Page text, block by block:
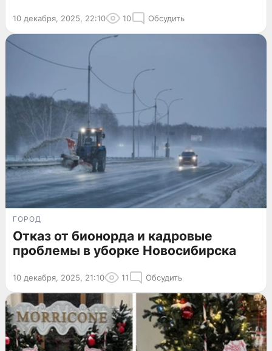
10 декабря, 2025, 22:10 10 Обсудить
ГОРОД
Отказ от бионорда и кадровые
проблемы в уборке Новосибирска
10 декабря, 2025, 21:10 11 Обсудить